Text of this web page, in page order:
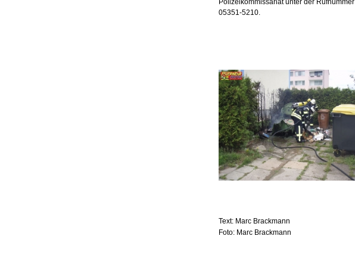
Polizeikommissariat unter der Rufnummer
05351-5210.
Text: Marc Brackmann
Foto: Marc Brackmann